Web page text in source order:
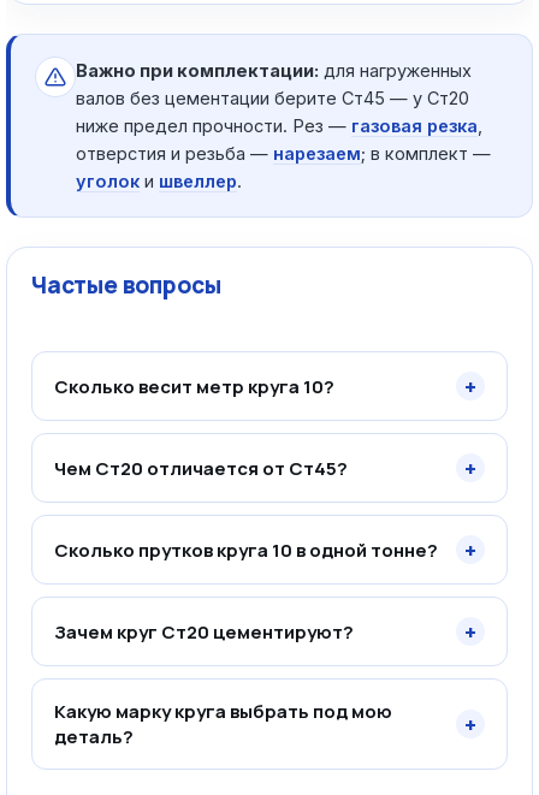
Важно при комплектации: для нагруженных
валов без цементации берите Ст45 — у Ст20
ниже предел прочности. Рез — газовая резка
отверстия и резьба — нарезаем; в комплект —
уголок и швеллер.
Частые вопросы
Сколько весит метр круга 10? +
Чем Ст20 отличается от Ст45? +
Сколько прутков круга 10 в одной тонне? +
Зачем круг Ст20 цементируют? +
Какую марку круга выбрать под мою
деталь?
+